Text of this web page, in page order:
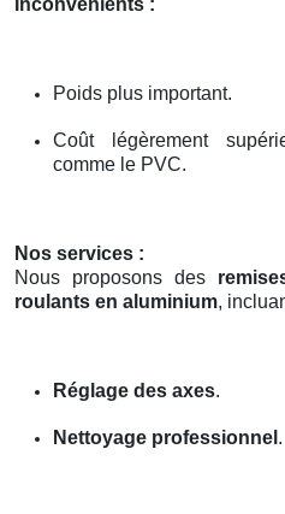
Inconvénients :
Poids plus important.
Coût légèrement
comme le PVC.
Nos services :
Nous proposons des
roulants en aluminium,
Réglage des axes.
Nettoyage professionnel .